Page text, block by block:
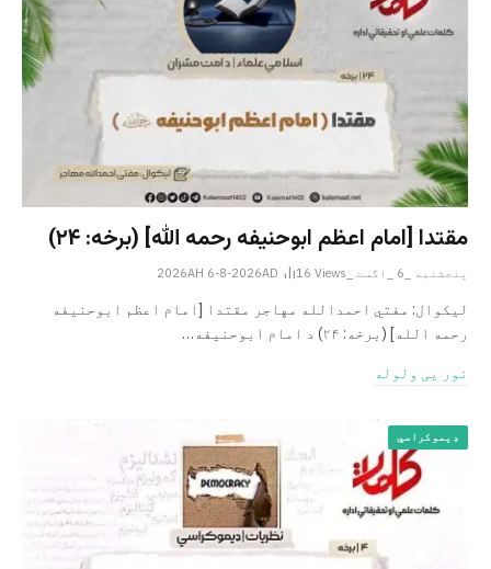
مقتدا [امام اعظم ابوحنیفه رحمه الله‎] (برخه: ۲۴)
پنجشنبه _6 _اگست _2026AH 6-8-2026AD 16 Views
لیکوال: مفتي احمدالله مهاجر مقتدا [امام اعظم ابوحنیفه
رحمه الله‎] (برخه: ۲۴) د امام ابوحنيفه…
نور یی ولوله
ډیموکراسي